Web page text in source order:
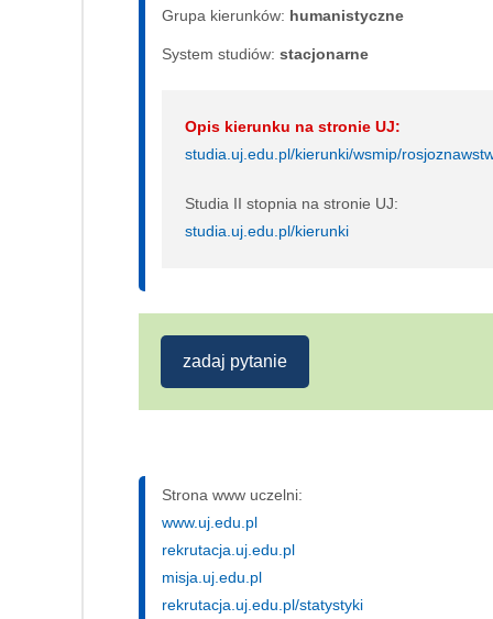
Grupa kierunków: humanistyczne
System studiów: sta­cjo­nar­ne
Opis kierunku na stronie UJ:
studia.uj.edu.pl/kierunki/wsmip/
Studia II stopnia na stronie UJ:
studia.uj.edu.pl/kierunki
zadaj pytanie
Strona www uczelni:
www.uj.edu.pl
rekrutacja.uj.edu.pl
misja.uj.edu.pl
rekrutacja.uj.edu.pl/statystyki